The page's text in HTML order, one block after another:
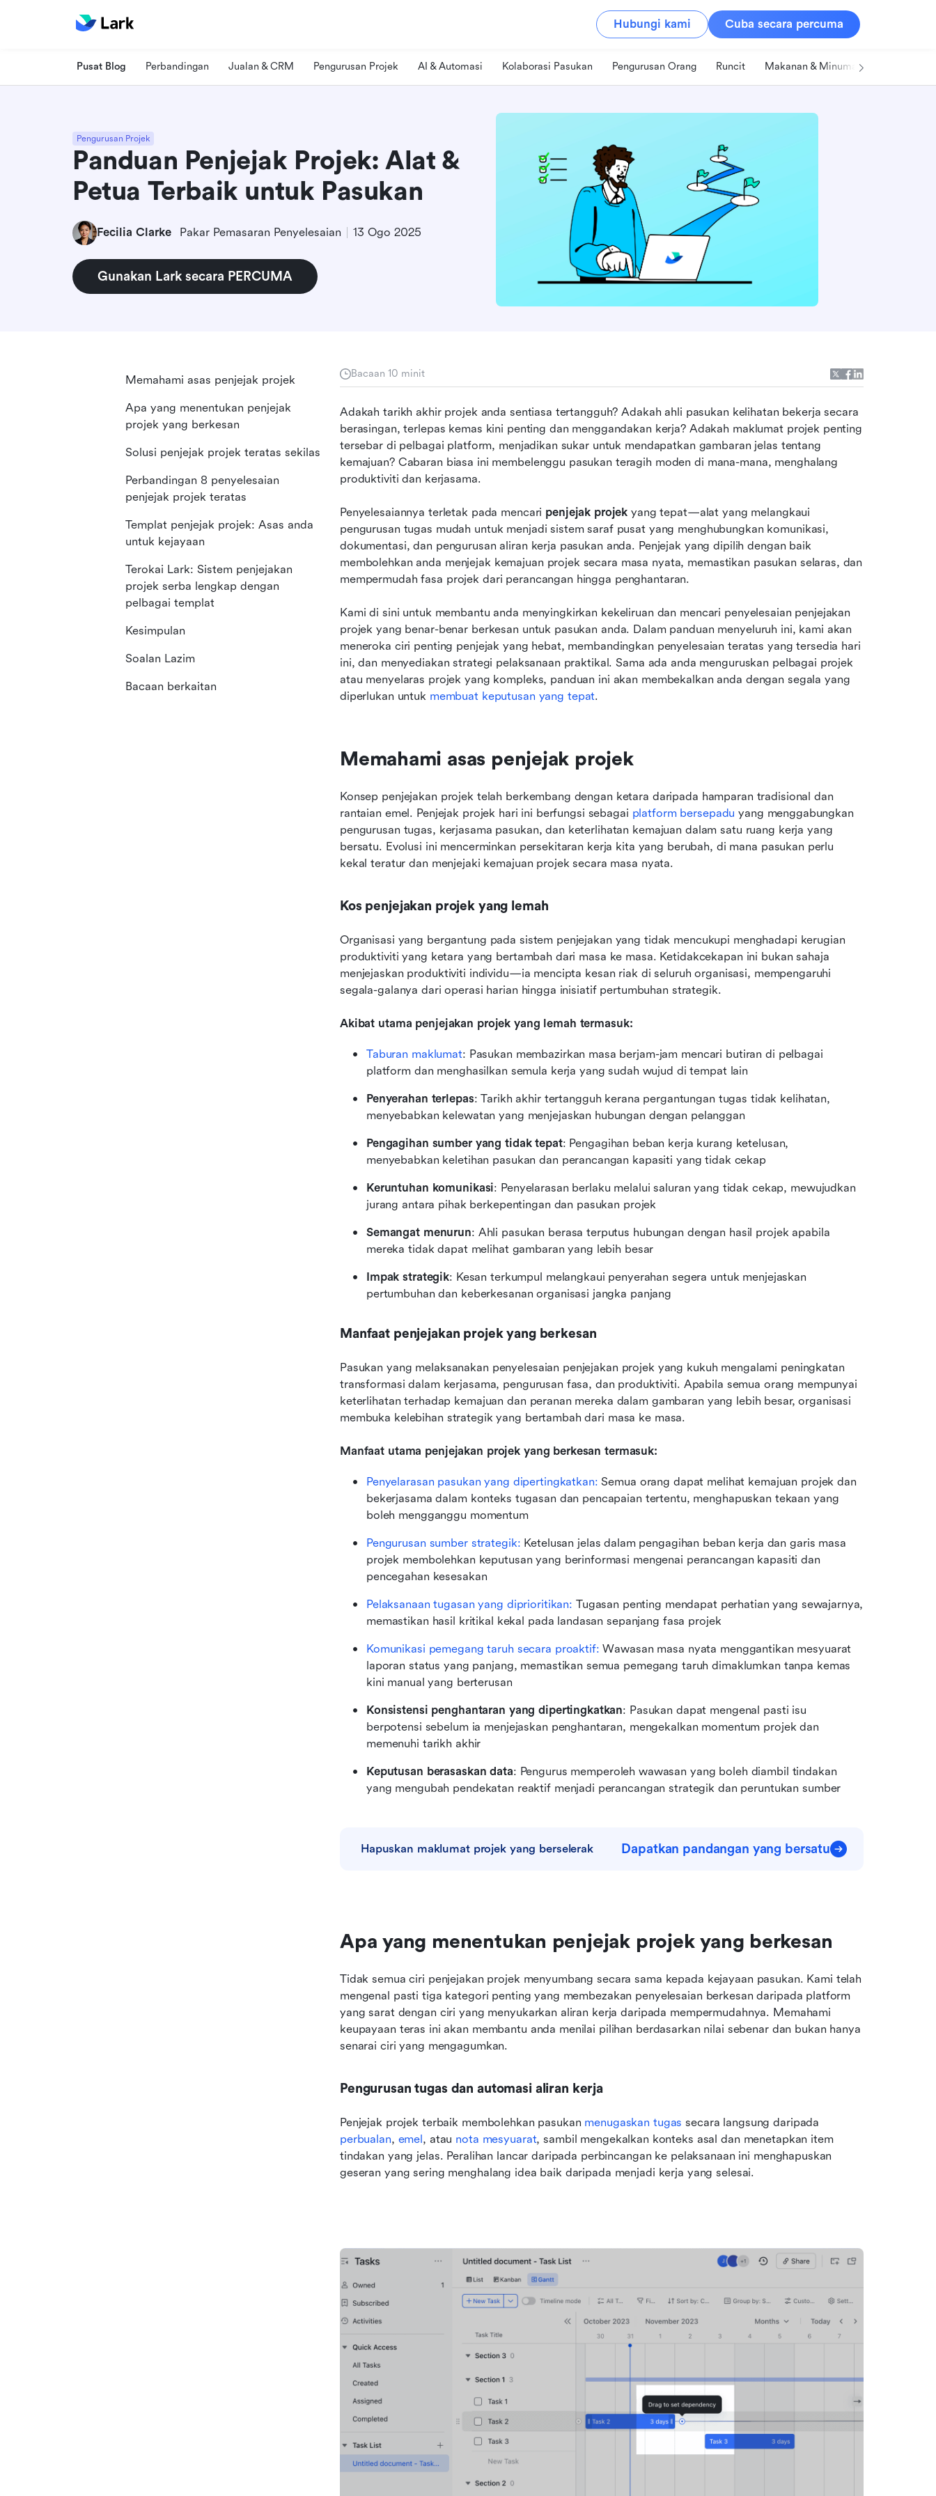
Hubungi kami Cuba secara percuma
Pusat Blog Perbandingan Jualan & CRM Pengurusan Projek AI & Automasi Kolaborasi Pasukan Pengurusan Orang Runcit Makanan & Minuman
Pengurusan Projek
Panduan Penjejak Projek: Alat &
Petua Terbaik untuk Pasukan
Fecilia Clarke Pakar Pemasaran Penyelesaian 13 Ogo 2025
Gunakan Lark secara PERCUMA
Bacaan 10 minit
Adakah tarikh akhir projek anda sentiasa tertangguh? Adakah ahli pasukan kelihatan bekerja secara
berasingan, terlepas kemas kini penting dan menggandakan kerja? Adakah maklumat projek penting
tersebar di pelbagai platform, menjadikan sukar untuk mendapatkan gambaran jelas tentang
kemajuan? Cabaran biasa ini membelenggu pasukan teragih moden di mana-mana, menghalang
produktiviti dan kerjasama.
Penyelesaiannya terletak pada mencari penjejak projek yang tepat—alat yang melangkaui
pengurusan tugas mudah untuk menjadi sistem saraf pusat yang menghubungkan komunikasi,
dokumentasi, dan pengurusan aliran kerja pasukan anda. Penjejak yang dipilih dengan baik
membolehkan anda menjejak kemajuan projek secara masa nyata, memastikan pasukan selaras, dan
mempermudah fasa projek dari perancangan hingga penghantaran.
Kami di sini untuk membantu anda menyingkirkan kekeliruan dan mencari penyelesaian penjejakan
projek yang benar-benar berkesan untuk pasukan anda. Dalam panduan menyeluruh ini, kami akan
meneroka ciri penting penjejak yang hebat, membandingkan penyelesaian teratas yang tersedia hari
ini, dan menyediakan strategi pelaksanaan praktikal. Sama ada anda menguruskan pelbagai projek
atau menyelaras projek yang kompleks, panduan ini akan membekalkan anda dengan segala yang
diperlukan untuk membuat keputusan yang tepat.
Memahami asas penjejak projek
Konsep penjejakan projek telah berkembang dengan ketara daripada hamparan tradisional dan
rantaian emel. Penjejak projek hari ini berfungsi sebagai platform bersepadu yang menggabungkan
pengurusan tugas, kerjasama pasukan, dan keterlihatan kemajuan dalam satu ruang kerja yang
bersatu. Evolusi ini mencerminkan persekitaran kerja kita yang berubah, di mana pasukan perlu
kekal teratur dan menjejaki kemajuan projek secara masa nyata.
Kos penjejakan projek yang lemah
Organisasi yang bergantung pada sistem penjejakan yang tidak mencukupi menghadapi kerugian
produktiviti yang ketara yang bertambah dari masa ke masa. Ketidakcekapan ini bukan sahaja
menjejaskan produktiviti individu—ia mencipta kesan riak di seluruh organisasi, mempengaruhi
segala-galanya dari operasi harian hingga inisiatif pertumbuhan strategik.
Akibat utama penjejakan projek yang lemah termasuk:
Taburan maklumat: Pasukan membazirkan masa berjam-jam mencari butiran di pelbagai
platform dan menghasilkan semula kerja yang sudah wujud di tempat lain
Penyerahan terlepas: Tarikh akhir tertangguh kerana pergantungan tugas tidak kelihatan,
menyebabkan kelewatan yang menjejaskan hubungan dengan pelanggan
Pengagihan sumber yang tidak tepat: Pengagihan beban kerja kurang ketelusan,
menyebabkan keletihan pasukan dan perancangan kapasiti yang tidak cekap
Keruntuhan komunikasi: Penyelarasan berlaku melalui saluran yang tidak cekap, mewujudkan
jurang antara pihak berkepentingan dan pasukan projek
Semangat menurun: Ahli pasukan berasa terputus hubungan dengan hasil projek apabila
mereka tidak dapat melihat gambaran yang lebih besar
Impak strategik: Kesan terkumpul melangkaui penyerahan segera untuk menjejaskan
pertumbuhan dan keberkesanan organisasi jangka panjang
Manfaat penjejakan projek yang berkesan
Pasukan yang melaksanakan penyelesaian penjejakan projek yang kukuh mengalami peningkatan
transformasi dalam kerjasama, pengurusan fasa, dan produktiviti. Apabila semua orang mempunyai
keterlihatan terhadap kemajuan dan peranan mereka dalam gambaran yang lebih besar, organisasi
membuka kelebihan strategik yang bertambah dari masa ke masa.
Manfaat utama penjejakan projek yang berkesan termasuk:
Penyelarasan pasukan yang dipertingkatkan: Semua orang dapat melihat kemajuan projek dan
bekerjasama dalam konteks tugasan dan pencapaian tertentu, menghapuskan tekaan yang
boleh mengganggu momentum
Pengurusan sumber strategik: Ketelusan jelas dalam pengagihan beban kerja dan garis masa
projek membolehkan keputusan yang berinformasi mengenai perancangan kapasiti dan
pencegahan kesesakan
Pelaksanaan tugasan yang diprioritikan: Tugasan penting mendapat perhatian yang sewajarnya,
memastikan hasil kritikal kekal pada landasan sepanjang fasa projek
Komunikasi pemegang taruh secara proaktif: Wawasan masa nyata menggantikan mesyuarat
laporan status yang panjang, memastikan semua pemegang taruh dimaklumkan tanpa kemas
kini manual yang berterusan
Konsistensi penghantaran yang dipertingkatkan: Pasukan dapat mengenal pasti isu
berpotensi sebelum ia menjejaskan penghantaran, mengekalkan momentum projek dan
memenuhi tarikh akhir
Keputusan berasaskan data: Pengurus memperoleh wawasan yang boleh diambil tindakan
yang mengubah pendekatan reaktif menjadi perancangan strategik dan peruntukan sumber
Hapuskan maklumat projek yang berselerak Dapatkan pandangan yang bersatu
Apa yang menentukan penjejak projek yang berkesan
Tidak semua ciri penjejakan projek menyumbang secara sama kepada kejayaan pasukan. Kami telah
mengenal pasti tiga kategori penting yang membezakan penyelesaian berkesan daripada platform
yang sarat dengan ciri yang menyukarkan aliran kerja daripada mempermudahnya. Memahami
keupayaan teras ini akan membantu anda menilai pilihan berdasarkan nilai sebenar dan bukan hanya
senarai ciri yang mengagumkan.
Pengurusan tugas dan automasi aliran kerja
Penjejak projek terbaik membolehkan pasukan menugaskan tugas
perbualan, emel, atau nota mesyuarat, sambil mengekalkan konteks asal dan menetapkan item
tindakan yang jelas. Peralihan lancar daripada perbincangan ke pelaksanaan ini menghapuskan
geseran yang sering menghalang idea baik daripada menjadi kerja yang selesai.
Memahami asas penjejak projek
Apa yang menentukan penjejak
projek yang berkesan
Solusi penjejak projek teratas sekilas
Perbandingan 8 penyelesaian
penjejak projek teratas
Templat penjejak projek: Asas anda
untuk kejayaan
Terokai Lark: Sistem penjejakan
projek serba lengkap dengan
pelbagai templat
Kesimpulan
Soalan Lazim
Bacaan berkaitan